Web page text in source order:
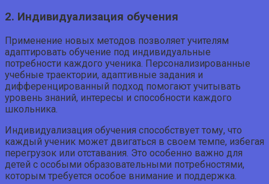
2. Индивидуализация обучения
Применение новых методов позволяет учителям
адаптировать обучение под индивидуальные
потребности каждого ученика. Персонализированные
учебные траектории, адаптивные задания и
дифференцированный подход помогают учитывать
уровень знаний, интересы и способности каждого
школьника.
Индивидуализация обучения способствует тому, что
каждый ученик может двигаться в своем темпе, избегая
перегрузок или отставания. Это особенно важно для
детей с особыми образовательными потребностями,
которым требуется особое внимание и поддержка.